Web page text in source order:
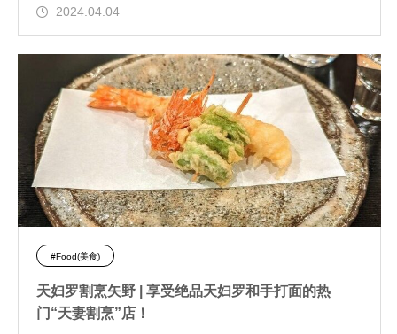
2024.04.04
#Food(美食)
天妇罗割烹矢野 | 享受绝品天妇罗和手打面的热
门“天妻割烹”店！